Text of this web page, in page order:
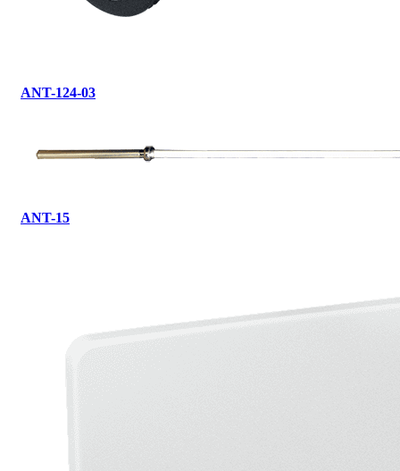
ANT-124-03
ANT-15